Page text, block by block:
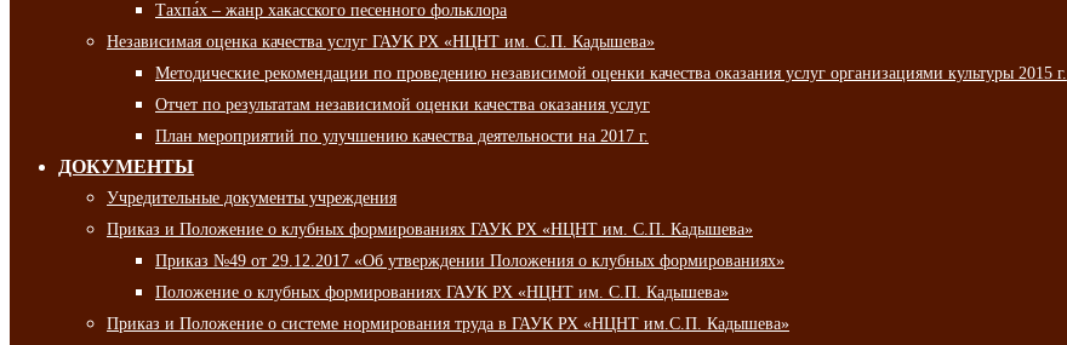
Тахпа́х – жанр хакасского песенного фольклора
Независимая оценка качества услуг ГАУК РХ «НЦНТ им. С.П. Кадышева»
Методические рекомендации по проведению независимой оценки качества оказания услуг организациями культуры 2015 г.
Отчет по результатам независимой оценки качества оказания услуг
План мероприятий по улучшению качества деятельности на 2017 г.
ДОКУМЕНТЫ
Учредительные документы учреждения
Приказ и Положение о клубных формированиях ГАУК РХ «НЦНТ им. С.П. Кадышева»
Приказ №49 от 29.12.2017 «Об утверждении Положения о клубных формированиях»
Положение о клубных формированиях ГАУК РХ «НЦНТ им. С.П. Кадышева»
Приказ и Положение о системе нормирования труда в ГАУК РХ «НЦНТ им.С.П. Кадышева»